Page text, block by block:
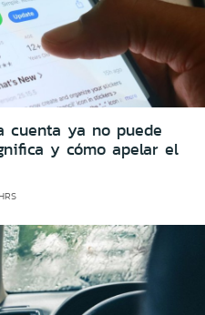
cuenta ya no puede
y cómo apelar el